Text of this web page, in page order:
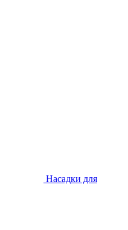
Насадки для